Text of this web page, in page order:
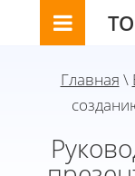
Главная \